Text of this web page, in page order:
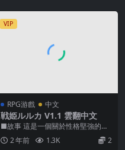
VIP
RPG游戲 中文
戦姫ルルカ V1.1 雲翻中文
■故事 這是一個關於性格堅強的主
人公「ルルカ」（Luluka）和她的
僕人「リクル...
2 年前 1.3K 2